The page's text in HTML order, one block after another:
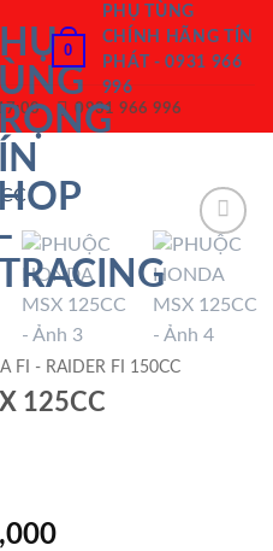
0
PHỤ TÙNG
CHÍNH HÃNG TÍN
PHÁT - 0931 966
996
0931 966 996
Add to
Wishlist
FI - RAIDER FI 150CC
125CC
Giá